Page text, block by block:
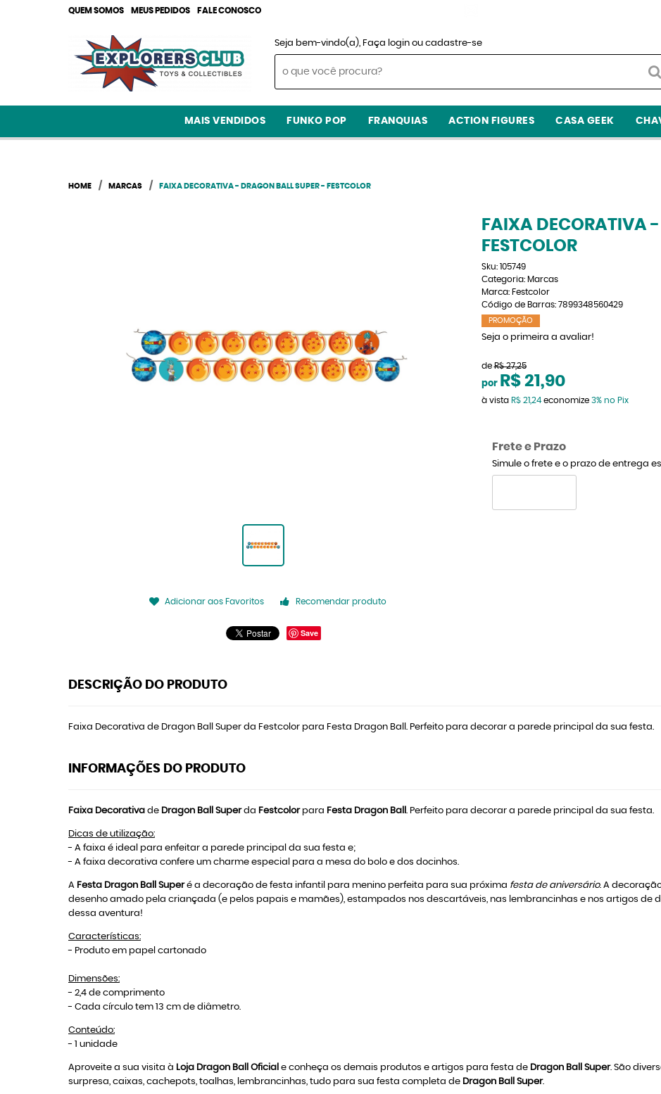
QUEM SOMOS MEUS PEDIDOS FALE CONOSCO
Seja bem-vindo(a), Faça login ou cadastre-se
MAIS VENDIDOS FUNKO POP FRANQUIAS ACTION FIGURES CASA GEEK
HOME MARCAS FAIXA DECORATIVA - DRAGON BALL SUPER - FESTCOLOR
Adicionar aos Favoritos Recomendar produto
Save
FAIXA DECORATIVA
FESTCOLOR
Sku: 105749
Categoria: Marcas
Marca: Festcolor
Código de Barras: 7899348560429
PROMOÇÃO
Seja o primeira a avaliar!
de R$ 27,25
por R$ 21,90
à vista R$ 21,24economize 3% no Pix
Frete e Prazo
Simule o frete e o prazo de entrega
DESCRIÇÃO DO PRODUTO
Faixa Decorativa de Dragon Ball Super da Festcolor para Festa Dragon Ball. Perfeito para decorar a parede principal da sua festa.
INFORMAÇÕES DO PRODUTO
Faixa Decorativa de Dragon Ball Superda Festcolorpara Festa Dragon Ball . Perfeito para decorar a parede principal da sua festa.
Dicas de utilização:
- A faixa é ideal para enfeitar a parede principal da sua festa e;
- A faixa decorativa confere um charme especial para a mesa do bolo e dos docinhos.
A Festa Dragon Ball Superé a decoração de festa infantil para menino perfeita para sua próxima festa de aniversário. A
desenho amado pela criançada (e pelos papais e mamães), estampados nos descartáveis, nas lembrancinhas e nos artigos de
dessa aventura!
Características:
- Produto em papel cartonado
Dimensões:
- 2,4 de comprimento
- Cada círculo tem 13 cm de diâmetro.
Conteúdo:
- 1 unidade
Aproveite a sua visita à Loja Dragon Ball Oficial e conheça os demais produtos e artigos para festa de Dragon Ball Super. São
surpresa, caixas, cachepots, toalhas, lembrancinhas, tudo para sua festa completa de Dragon Ball Super.